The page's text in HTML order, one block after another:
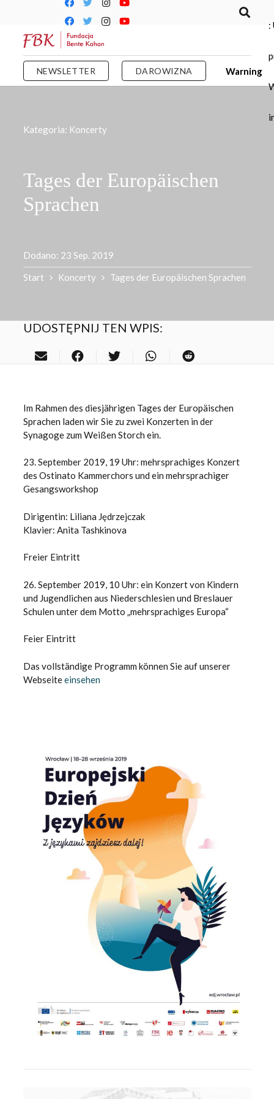
NEWSLETTER DAROWIZNA Warning
:
Kategoria: Koncerty
Tages der Europäischen
Sprachen
Dodano: 23 Sep. 2019
Start
Koncerty Tages der Europäischen Sprachen
UDOSTĘPNIJ TEN WPIS:
Im Rahmen des diesjährigen Tages der Europäischen
Sprachen laden wir Sie zu zwei Konzerten in der
Synagoge zum Weißen Storch ein.
23. September 2019, 19 Uhr: mehrsprachiges Konzert
des Ostinato Kammerchors und ein mehrsprachiger
Gesangsworkshop
Dirigentin: Liliana Jędrzejczak
Klavier: Anita Tashkinova
Freier Eintritt
26. September 2019, 10 Uhr: ein Konzert von Kindern
und Jugendlichen aus Niederschlesien und Breslauer
Schulen unter dem Motto „mehrsprachiges Europa“
Feier Eintritt
Das vollständige Programm können Sie auf unserer
Webseiteeinsehen